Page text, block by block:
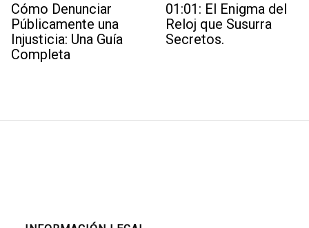
Cómo Denunciar
Públicamente una
Injusticia: Una Guía
Completa
01:01: El Enigma del
Reloj que Susurra
Secretos.